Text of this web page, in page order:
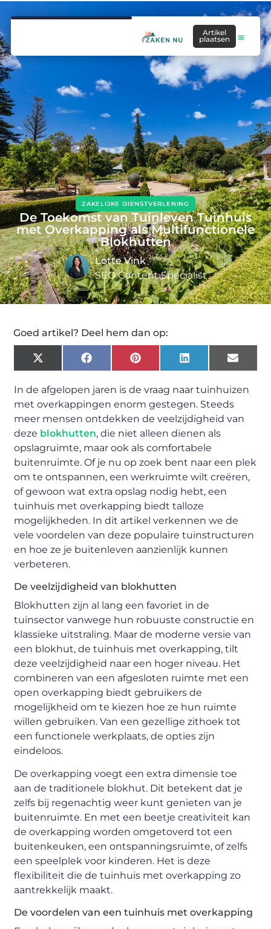
Artikel
plaatsen
ZAKELIJKE DIENSTVERLENING
De Toekomst van Tuinleven Tuinhuis
met Overkapping als Multifunctionele
Blokhutten
Lotte Vink
SEO Content Specialist
Goed artikel? Deel hem dan op:
X
(Twitter)
FacebookPinterestLinkedIn Email
In de afgelopen jaren is de vraag naar tuinhuizen
met overkappingen enorm gestegen. Steeds
meer mensen ontdekken de veelzijdigheid van
deze blokhutten, die niet alleen dienen als
opslagruimte, maar ook als comfortabele
buitenruimte. Of je nu op zoek bent naar een plek
om te ontspannen, een werkruimte wilt creëren,
of gewoon wat extra opslag nodig hebt, een
tuinhuis met overkapping biedt talloze
mogelijkheden. In dit artikel verkennen we de
vele voordelen van deze populaire tuinstructuren
en hoe ze je buitenleven aanzienlijk kunnen
verbeteren.
De veelzijdigheid van blokhutten
Blokhutten zijn al lang een favoriet in de
tuinsector vanwege hun robuuste constructie en
klassieke uitstraling. Maar de moderne versie van
een blokhut, de tuinhuis met overkapping, tilt
deze veelzijdigheid naar een hoger niveau. Het
combineren van een afgesloten ruimte met een
open overkapping biedt gebruikers de
mogelijkheid om te kiezen hoe ze hun ruimte
willen gebruiken. Van een gezellige zithoek tot
een functionele werkplaats, de opties zijn
eindeloos.
De overkapping voegt een extra dimensie toe
aan de traditionele blokhut. Dit betekent dat je
zelfs bij regenachtig weer kunt genieten van je
buitenruimte. En met een beetje creativiteit kan
de overkapping worden omgetoverd tot een
buitenkeuken, een ontspanningsruimte, of zelfs
een speelplek voor kinderen. Het is deze
flexibiliteit die de tuinhuis met overkapping zo
aantrekkelijk maakt.
De voordelen van een tuinhuis met overkapping